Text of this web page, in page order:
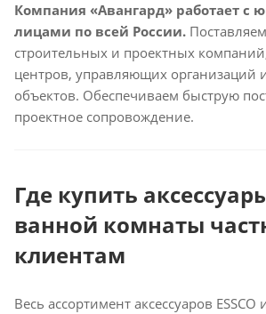
Компания «Авангард» работает с
лицами по всей России.
строительных и проектных
центров, управляющих организаций
объектов. Обеспечиваем быструю
проектное сопровождение.
Где купить
ванной комнаты
клиентам
Весь ассортимент аксессуаров ESSCO